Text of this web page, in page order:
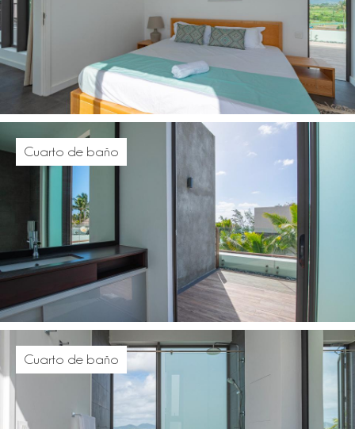
Cuarto de baño
Cuarto de baño